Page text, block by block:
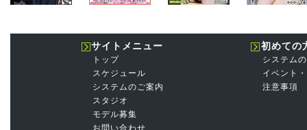
サイトメニュー
トップ
スケジュール
システムのご案内
スタジオ
モデル募集
お問い合わせ
初めての
システム
イベント
注意事項